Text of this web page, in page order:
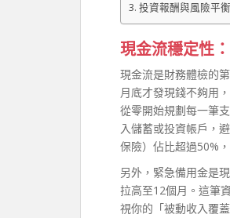
投資報酬與風險平
現金流穩定性
現金流是財務體檢的
月底才發現錢不夠用
從零開始規劃每一筆
入儲蓄或投資帳戶，
保險）佔比超過50%
另外，緊急備用金是
拉高至12個月。這筆
視你的「被動收入覆